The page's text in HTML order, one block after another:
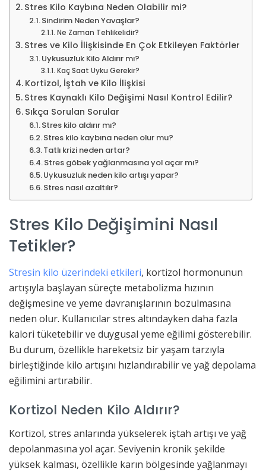
Stres Kilo Kaybına Neden Olabilir mi?
Sindirim Neden Yavaşlar?
Ne Zaman Tehlikelidir?
Stres ve Kilo İlişkisinde En Çok Etkileyen Faktörler
Uykusuzluk Kilo Aldırır mı?
Kaç Saat Uyku Gerekir?
Kortizol, İştah ve Kilo İlişkisi
Stres Kaynaklı Kilo Değişimi Nasıl Kontrol Edilir?
Sıkça Sorulan Sorular
Stres kilo aldırır mı?
Stres kilo kaybına neden olur mu?
Tatlı krizi neden artar?
Stres göbek yağlanmasına yol açar mı?
Uykusuzluk neden kilo artışı yapar?
Stres nasıl azaltılır?
Stres Kilo Değişimini Nasıl
Tetikler?
Stresin kilo üzerindeki etkileri, kortizol hormonunun
artışıyla başlayan süreçte metabolizma hızının
değişmesine ve yeme davranışlarının bozulmasına
neden olur. Kullanıcılar stres altındayken daha fazla
kalori tüketebilir ve duygusal yeme eğilimi gösterebilir.
Bu durum, özellikle hareketsiz bir yaşam tarzıyla
birleştiğinde kilo artışını hızlandırabilir ve yağ depolama
eğilimini artırabilir.
Kortizol Neden Kilo Aldırır?
Kortizol, stres anlarında yükselerek iştah artışı ve yağ
depolanmasına yol açar. Seviyenin kronik şekilde
yüksek kalması, özellikle karın bölgesinde yağlanmayı